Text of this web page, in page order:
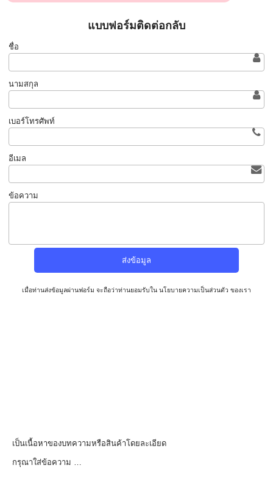
แบบฟอร์มติดต่อกลับ
ชื่อ
นามสกุล
เบอร์โทรศัพท์
อีเมล
ข้อความ
เมื่อท่านส่งข้อมูลผ่านฟอร์ม จะถือว่าท่านยอมรับใน นโยบายความเป็นส่วนตัว ของเรา
เป็นเนื้อหาของบทความหรือสินค้าโดยละเอียด
กรุณาใส่ข้อความ …